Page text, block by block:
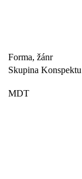
Forma, žánr
Skupina Konspektu
MDT